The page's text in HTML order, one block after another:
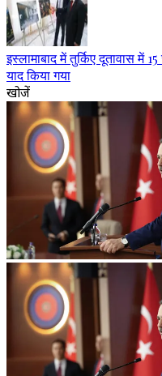
इस्लामाबाद में तुर्किए दूतावास में
याद किया गया
खोजें